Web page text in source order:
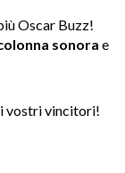
Oscar Buzz!
sonora e
vostri vincitori!